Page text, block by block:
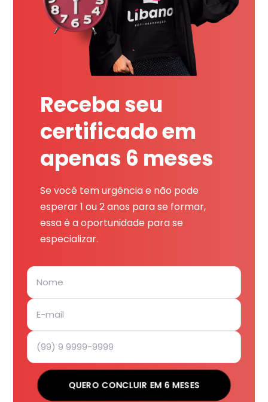
Receba seu
certificado em
apenas 6 meses
Se você tem urgência e não pode
esperar 1 ou 2 anos para se formar,
essa é a oportunidade para se
especializar.
QUERO CONCLUIR EM 6 MESES